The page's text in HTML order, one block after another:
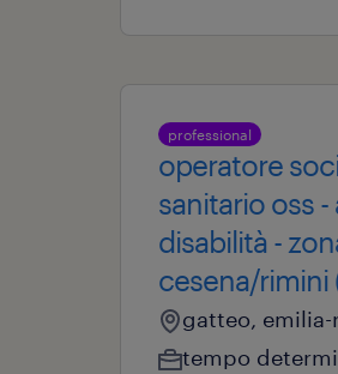
professional
operatore
sanitario oss -
disabilità -
cesena/
gatteo, emilia-
tempo